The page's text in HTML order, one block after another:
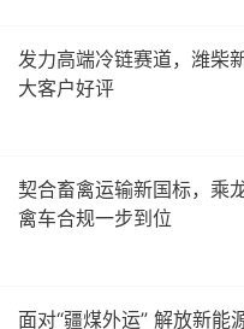
发力高端冷链赛道，潍柴
大客户好评
契合畜禽运输新国标，乘
禽车合规一步到位
面对“疆煤外运” 解放新能